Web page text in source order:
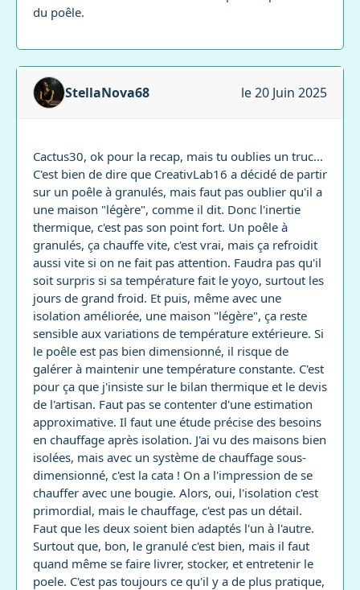
du poêle.
StellaNova68 le 20 Juin 2025
Cactus30, ok pour la recap, mais tu oublies un truc...
C'est bien de dire que CreativLab16 a décidé de partir
sur un poêle à granulés, mais faut pas oublier qu'il a
une maison "légère", comme il dit. Donc l'inertie
thermique, c'est pas son point fort. Un poêle à
granulés, ça chauffe vite, c'est vrai, mais ça refroidit
aussi vite si on ne fait pas attention. Faudra pas qu'il
soit surpris si sa température fait le yoyo, surtout les
jours de grand froid. Et puis, même avec une
isolation améliorée, une maison "légère", ça reste
sensible aux variations de température extérieure. Si
le poêle est pas bien dimensionné, il risque de
galérer à maintenir une température constante. C'est
pour ça que j'insiste sur le bilan thermique et le devis
de l'artisan. Faut pas se contenter d'une estimation
approximative. Il faut une étude précise des besoins
en chauffage après isolation. J'ai vu des maisons bien
isolées, mais avec un système de chauffage sous-
dimensionné, c'est la cata ! On a l'impression de se
chauffer avec une bougie. Alors, oui, l'isolation c'est
primordial, mais le chauffage, c'est pas un détail.
Faut que les deux soient bien adaptés l'un à l'autre.
Surtout que, bon, le granulé c'est bien, mais il faut
quand même se faire livrer, stocker, et entretenir le
poele. C'est pas toujours ce qu'il y a de plus pratique,